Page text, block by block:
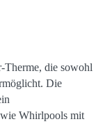
Therme, die sowohl
Die
Whirlpools mit